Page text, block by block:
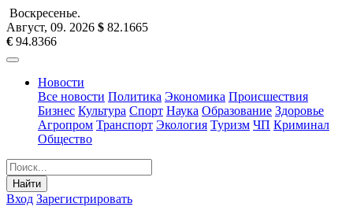
Воскресенье.
Август, 09. 2026 $ 82.1665
€ 94.8366
Новости
Все новости Политика Экономика Происшествия
Бизнес Культура Спорт Наука Образование Здоровье
Агропром Транспорт Экология Туризм ЧП Криминал
Общество
Найти
Вход Зарегистрировать